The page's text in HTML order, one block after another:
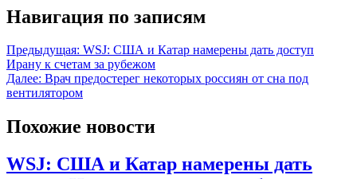
Навигация по записям
Предыдущая: WSJ: США и Катар намерены дать доступ
Ирану к счетам за рубежом
Далее: Врач предостерег некоторых россиян от сна под
вентилятором
Похожие новости
WSJ: США и Катар намерены дать